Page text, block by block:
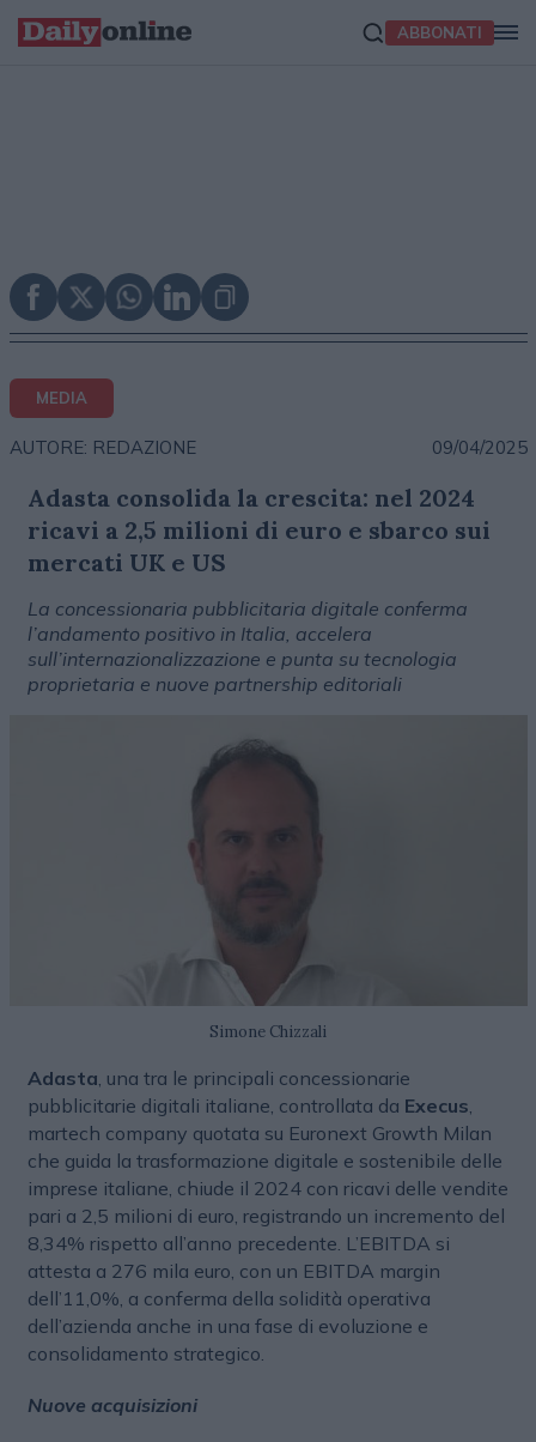
ABBONATI
MEDIA
AUTORE: REDAZIONE 09/04/2025
Adasta consolida la crescita: nel 2024
ricavi a 2,5 milioni di euro e sbarco sui
mercati UK e US
La concessionaria pubblicitaria digitale conferma
l’andamento positivo in Italia, accelera
sull’internazionalizzazione e punta su tecnologia
proprietaria e nuove partnership editoriali
Simone Chizzali
Adasta , una tra le principali concessionarie
pubblicitarie digitali italiane, controllata da Execus
martech company quotata su Euronext Growth Milan
che guida la trasformazione digitale e sostenibile delle
imprese italiane, chiude il 2024 con ricavi delle vendite
pari a 2,5 milioni di euro, registrando un incremento del
8,34% rispetto all’anno precedente. L’EBITDA si
attesta a 276 mila euro, con un EBITDA margin
dell’11,0%, a conferma della solidità operativa
dell’azienda anche in una fase di evoluzione e
consolidamento strategico.
Nuove acquisizioni